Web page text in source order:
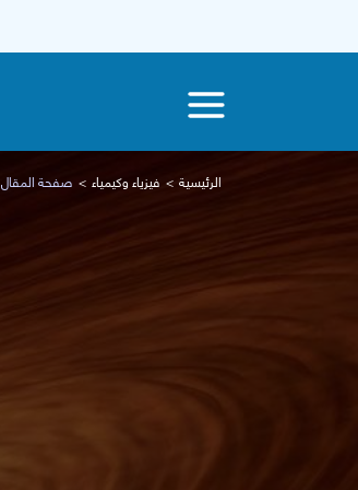
الرئيسية فيزياء وكيمياء صفحة المقال